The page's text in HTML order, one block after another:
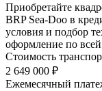
Приобретайте
BRP Sea-Doo в
условия и подбор
оформление по
Стоимость
2 649 000 ₽
Ежемесячный